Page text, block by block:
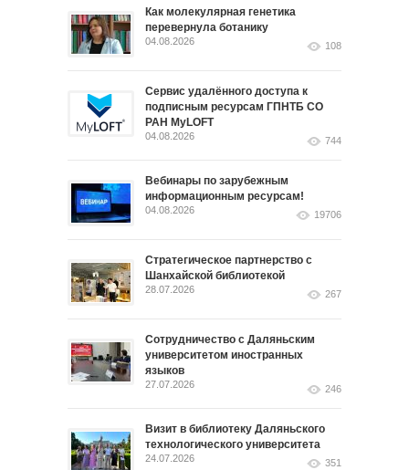
Как молекулярная генетика
перевернула ботанику
04.08.2026 108
Сервис удалённого доступа к
подписным ресурсам ГПНТБ СО
РАН MyLOFT
04.08.2026 744
Вебинары по зарубежным
информационным ресурсам!
04.08.2026 19706
Стратегическое партнерство с
Шанхайской библиотекой
28.07.2026 267
Сотрудничество с Даляньским
университетом иностранных
языков
27.07.2026 246
Визит в библиотеку Даляньского
технологического университета
24.07.2026 351